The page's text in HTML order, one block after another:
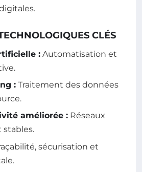
CLÉS
: Automatisation et
: Traitement des données
améliorée : Réseaux
stables.
sécurisation et